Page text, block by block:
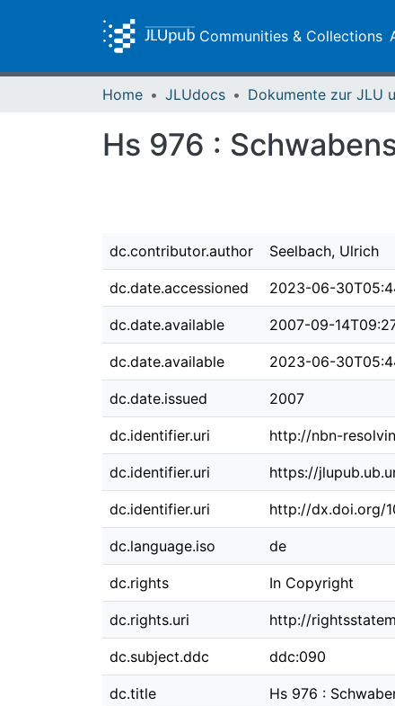
Communities & Collections
Home JLUdocs
Hs 976 :
dc.contributor.author Seelbach, Ulrich
dc.date.accessioned 2023-06-
dc.date.available 2007-09-
dc.date.available 2023-06-
dc.date.issued 2007
dc.identifier.uri http://nbn-
dc.identifier.uri https://
dc.identifier.uri http://dx.doi.org/
dc.language.iso de
dc.rights In Copyright
dc.rights.uri http://
dc.subject.ddc ddc:090
dc.title Hs 976 :